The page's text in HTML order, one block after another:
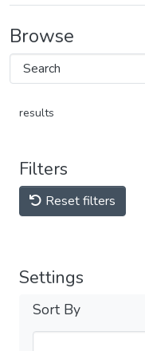
Browse
results
Filters
Reset filters
Settings
Sort By